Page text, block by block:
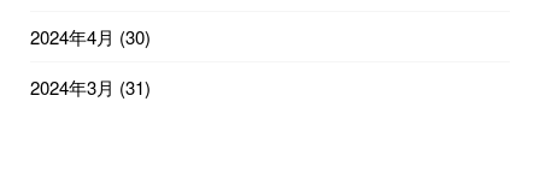
2024年4月 (30)
2024年3月 (31)